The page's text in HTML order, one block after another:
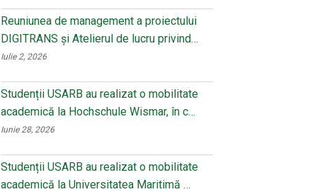
Reuniunea de management a proiectului
DIGITRANS și Atelierul de lucru privind…
Iulie 2, 2026
Studenții USARB au realizat o mobilitate
academică la Hochschule Wismar, în c…
Iunie 28, 2026
Studenții USARB au realizat o mobilitate
academică la Universitatea Maritimă …